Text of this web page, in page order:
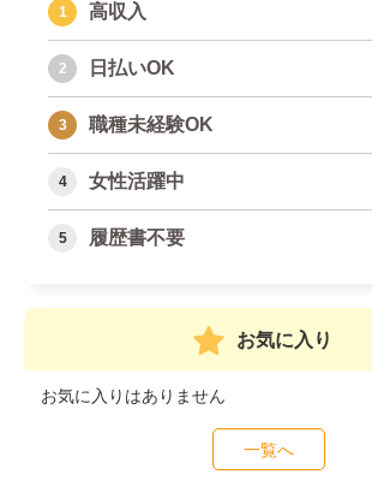
高収入
日払いOK
職種未経験OK
女性活躍中
履歴書不要
お気に入り
お気に入りはありません
一覧へ